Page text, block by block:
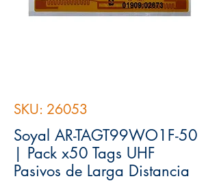
SKU: 26053
Soyal AR-TAGT99WO1F-50
| Pack x50 Tags UHF
Pasivos de Larga Distancia